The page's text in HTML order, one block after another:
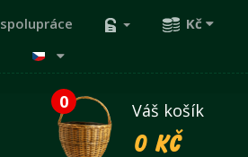
Kč
0
Váš košík
0 Kč